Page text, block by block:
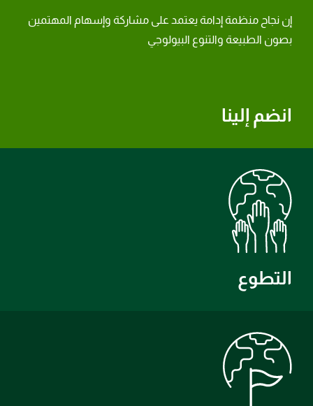
انضم إلينا
إن نجاح منظمة إدامة يعتمد على مشاركة وإسهام المهتمين
بصون الطبيعة والتنوع البيولوجي
التطوع